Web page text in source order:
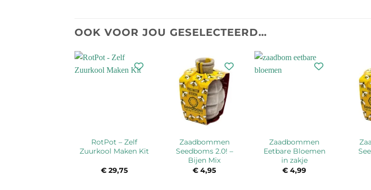
OOK VOOR JOU GESELECTEERD…
RotPot – Zelf
Zuurkool Maken Kit
€ 29,75
Zaadbommen
Seedboms 2.0! –
Bijen Mix
€ 4,95
Zaadbommen
Eetbare Bloemen
in zakje
€ 4,99